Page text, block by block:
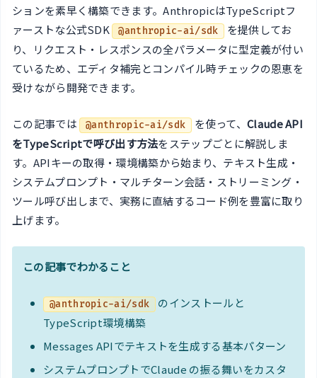
ションを素早く構築できます。AnthropicはTypeScriptフ
ァーストな公式SDK @anthropic-ai/sdk
を提供してお
り、リクエスト・レスポンスの全パラメータに型定義が付い
ているため、エディタ補完とコンパイル時チェックの恩恵を
受けながら開発できます。
この記事では @anthropic-ai/sdk を使って、Claude API
をTypeScriptで呼び出す方法をステップごとに解説しま
す。APIキーの取得・環境構築から始まり、テキスト生成・
システムプロンプト・マルチターン会話・ストリーミング・
ツール呼び出しまで、実務に直結するコード例を豊富に取り
上げます。
この記事でわかること
@anthropic-ai/sdk
のインストールと
TypeScript環境構築
Messages APIでテキストを生成する基本パターン
システムプロンプトでClaude の振る舞いをカスタ